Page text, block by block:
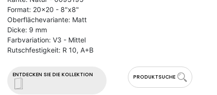
ENTDECKEN SIE DIE KOLLEKTION PRODUKTSUCHE
Format: 20x20 - 8"x8"
Oberflächevariante: Matt
Dicke: 9 mm
Farbvariation: V3 - Mittel
Rutschfestigkeit: R 10, A+B